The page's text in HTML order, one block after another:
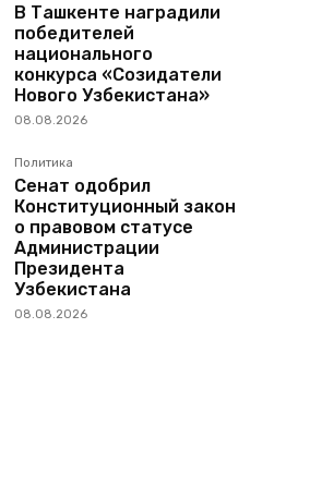
В Ташкенте наградили
победителей
национального
конкурса «Созидатели
Нового Узбекистана»
08.08.2026
Политика
Сенат одобрил
Конституционный закон
о правовом статусе
Администрации
Президента
Узбекистана
08.08.2026